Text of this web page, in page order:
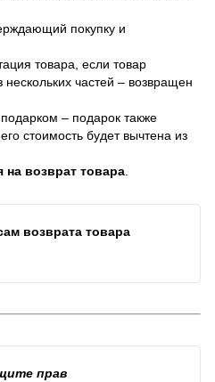
покупку и
товара, если товар
частей – возвращен
– подарок также
стоимость будет вычтена из
на возврат товара
возврата товара
прав